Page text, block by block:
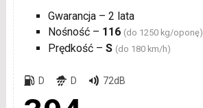
Gwarancja – 2 lata
Nośność – 116 (do 1250 kg/oponę)
Prędkość – S (do 180 km/h)
D D 72dB